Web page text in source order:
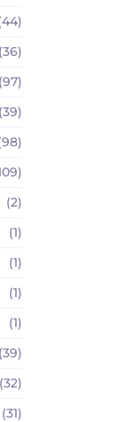
(36)
(97)
(39)
(2)
(1)
(1)
(1)
(1)
(39)
(32)
(31)